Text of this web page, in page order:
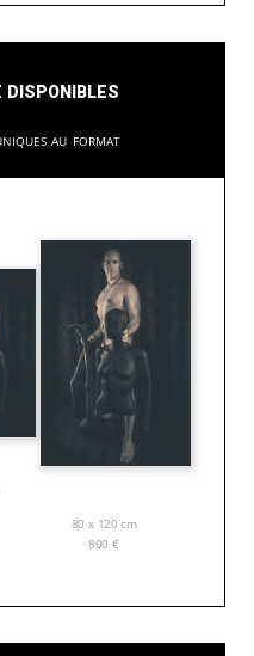
disponibles
au format
80 x 120 cm
800 €